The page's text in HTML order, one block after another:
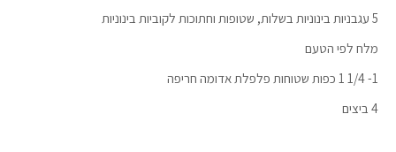
5 עגבניות בינוניות בשלות, שטופות וחתוכות לקוביות בינוניות
מלח לפי הטעם
1- 1/4 1 כפות שטוחות פלפלת אדומה חריפה
4 ביצים